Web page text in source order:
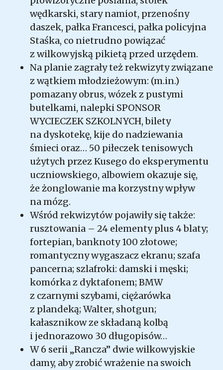
wędkarski, stary namiot, przenośny
daszek, pałka Francesci, pałka policyjna
Staśka, co nietrudno powiązać
z wilkowyjską pikietą przed urzędem.
Na planie zagrały też rekwizyty związane
z wątkiem młodzieżowym: (m.in.)
pomazany obrus, wózek z pustymi
butelkami, nalepki SPONSOR
WYCIECZEK SZKOLNYCH, bilety
na dyskotekę, kije do nadziewania
śmieci oraz… 50 piłeczek tenisowych
użytych przez Kusego do eksperymentu
uczniowskiego, albowiem okazuje się,
że żonglowanie ma korzystny wpływ
na mózg.
Wśród rekwizytów pojawiły się także:
rusztowania – 24 elementy plus 4 blaty;
fortepian, banknoty 100 złotowe;
romantyczny wygaszacz ekranu; szafa
pancerna; szlafroki: damski i męski;
komórka z dyktafonem; BMW
z czarnymi szybami, ciężarówka
z plandeką; Walter, shotgun;
kałasznikow ze składaną kolbą
i jednorazowo 30 długopisów…
W 6 serii „Rancza” dwie wilkowyjskie
damy, aby zrobić wrażenie na swoich